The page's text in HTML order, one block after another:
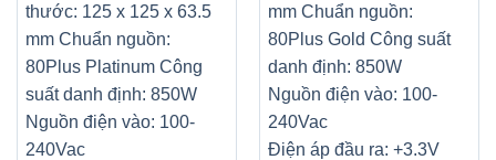
thước: 125 x 125 x 63.5
mm Chuẩn nguồn:
80Plus Platinum Công
suất danh định: 850W
Nguồn điện vào: 100-
240Vac
mm Chuẩn nguồn:
80Plus Gold Công suất
danh định: 850W
Nguồn điện vào: 100-
240Vac
Điện áp đầu ra: +3.3V